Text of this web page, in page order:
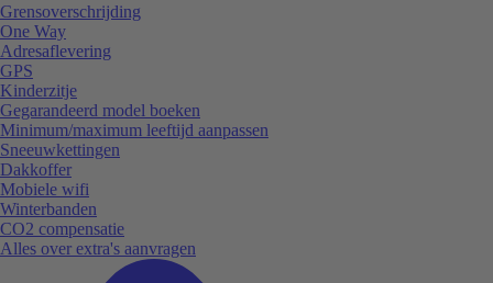
Grensoverschrijding
One Way
Adresaflevering
GPS
Kinderzitje
Gegarandeerd model boeken
Minimum/maximum leeftijd aanpassen
Sneeuwkettingen
Dakkoffer
Mobiele wifi
Winterbanden
CO2 compensatie
Alles over extra's aanvragen